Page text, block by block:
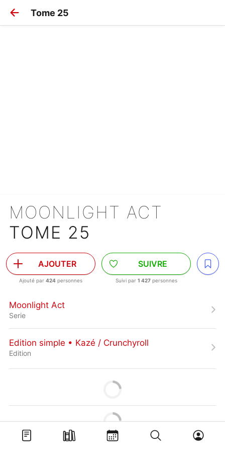
Tome 25
MOONLIGHT ACT
TOME 25
AJOUTER
Ajouté par 424 personnes
SUIVRE
Suivi par 1 427personnes
Moonlight Act
Serie
Edition simple • Kazé / Crunchyroll
Edition